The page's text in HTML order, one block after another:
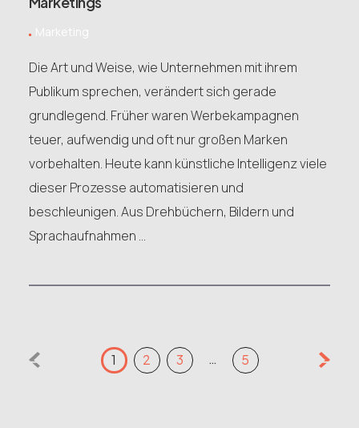
Marketing
Die Art und Weise, wie Unternehmen mit ihrem
Publikum sprechen, verändert sich gerade
grundlegend. Früher waren Werbekampagnen
teuer, aufwendig und oft nur großen Marken
vorbehalten. Heute kann künstliche Intelligenz viele
dieser Prozesse automatisieren und
beschleunigen. Aus Drehbüchern, Bildern und
Sprachaufnahmen ...
1 2 3 … 5